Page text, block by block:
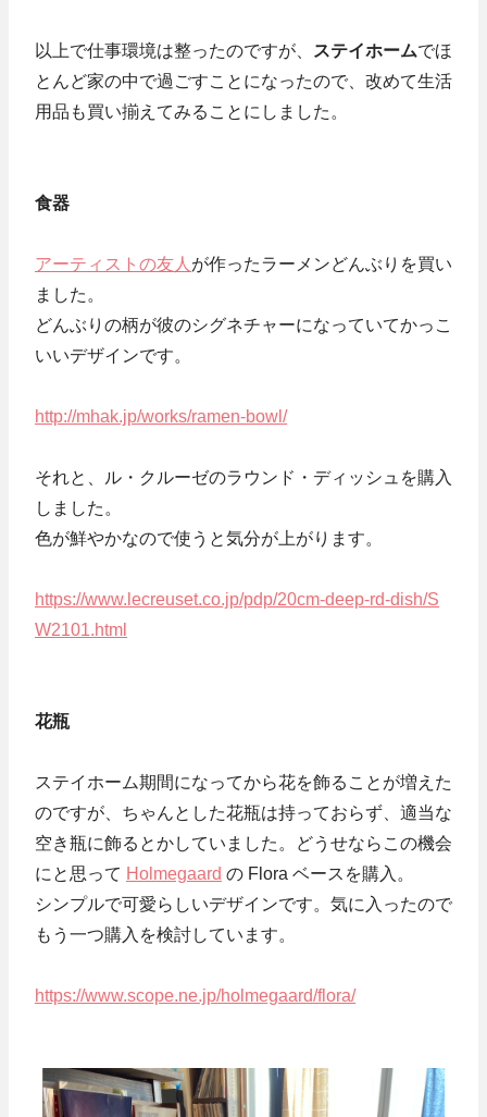
以上で仕事環境は整ったのですが、 ステイホームでほ
とんど家の中で過ごすことになったので、改めて生活
用品も買い揃えてみることにしました。
食器
アーティストの友人 が作ったラーメンどんぶりを買い
ました。
どんぶりの柄が彼のシグネチャーになっていてかっこ
いいデザインです。
http://mhak.jp/works/ramen-bowl/
それと、ル・クルーゼのラウンド・ディッシュを購入
しました。
色が鮮やかなので使うと気分が上がります。
https://www.lecreuset.co.jp/pdp/20cm-deep-rd-dish/S
W2101.html
花瓶
ステイホーム期間になってから花を飾ることが増えた
のですが、ちゃんとした花瓶は持っておらず、適当な
空き瓶に飾るとかしていました。どうせならこの機会
にと思って Holmegaard の Flora ベースを購入。
シンプルで可愛らしいデザインです。気に入ったので
もう一つ購入を検討しています。
https://www.scope.ne.jp/holmegaard/flora/